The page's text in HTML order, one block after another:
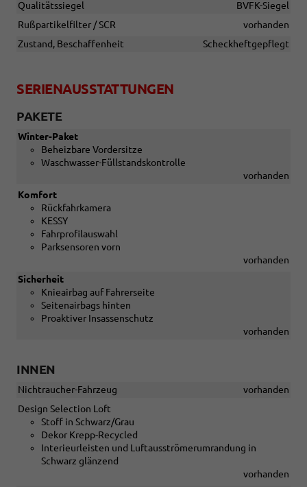
Qualitätssiegel
BVFK-Siegel
Rußpartikelfilter / SCR
vorhanden
Zustand, Beschaffenheit
Scheckheftgepflegt
SERIENAUSSTATTUNGEN
PAKETE
Winter-Paket
Beheizbare Vordersitze
Waschwasser-Füllstandskontrolle
vorhanden
Komfort
Rückfahrkamera
KESSY
Fahrprofilauswahl
Parksensoren vorn
vorhanden
Sicherheit
Knieairbag auf Fahrerseite
Seitenairbags hinten
Proaktiver Insassenschutz
vorhanden
INNEN
Nichtraucher-Fahrzeug
vorhanden
Design Selection Loft
Stoff in Schwarz/Grau
Dekor Krepp-Recycled
Interieurleisten und Luftausströmerumrandung in
Schwarz glänzend
vorhanden